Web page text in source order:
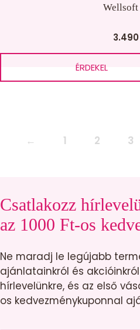
3.490
ÉRDEKEL
← 1 2 3
Csatlakozz
az 1000 Ft-os
Ne maradj le legújabb
ajánlatainkról és
hírlevelünkre, és az első
os kedvezménykuponnal